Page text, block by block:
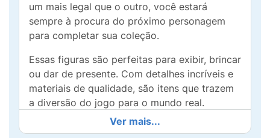
um mais legal que o outro, você estará
sempre à procura do próximo personagem
para completar sua coleção.
Essas figuras são perfeitas para exibir, brincar
ou dar de presente. Com detalhes incríveis e
materiais de qualidade, são itens que trazem
a diversão do jogo para o mundo real.
Aproveite para trocar com os amigos e
descubra quais personagens você ainda não
Ver mais...